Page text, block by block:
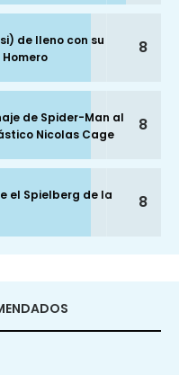
de lleno con su
8
de Spider-Man al
Nicolas Cage
8
el Spielberg de la
8